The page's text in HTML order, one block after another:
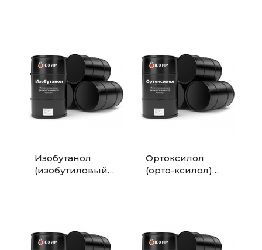
нефтехимии
Изобутанол
(изобутиловый
Ортоксилол
(орто-ксилол)